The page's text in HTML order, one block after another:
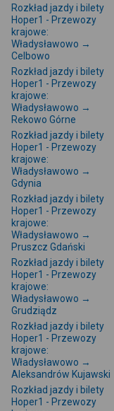
Rozkład jazdy i bilety
Hoper1 - Przewozy
krajowe:
Władysławowo →
Celbowo
Rozkład jazdy i bilety
Hoper1 - Przewozy
krajowe:
Władysławowo →
Rekowo Górne
Rozkład jazdy i bilety
Hoper1 - Przewozy
krajowe:
Władysławowo →
Gdynia
Rozkład jazdy i bilety
Hoper1 - Przewozy
krajowe:
Władysławowo →
Pruszcz Gdański
Rozkład jazdy i bilety
Hoper1 - Przewozy
krajowe:
Władysławowo →
Grudziądz
Rozkład jazdy i bilety
Hoper1 - Przewozy
krajowe:
Władysławowo →
Aleksandrów Kujawski
Rozkład jazdy i bilety
Hoper1 - Przewozy